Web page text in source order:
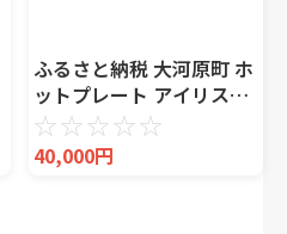
ふるさと納税 大河原町 ホ
ットプレート アイリスオ
ーヤマ 薄型ホットプレー
ト IHU-A10-B[53751953]
☆☆☆☆☆
40,000円